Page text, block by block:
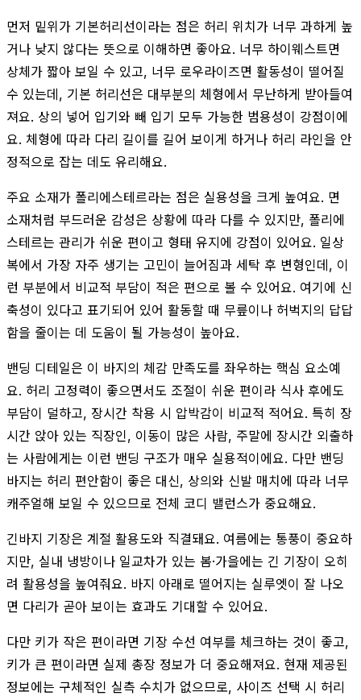
먼저 밑위가 기본허리선이라는 점은 허리 위치가 너무 과하게 높
거나 낮지 않다는 뜻으로 이해하면 좋아요. 너무 하이웨스트면
상체가 짧아 보일 수 있고, 너무 로우라이즈면 활동성이 떨어질
수 있는데, 기본 허리선은 대부분의 체형에서 무난하게 받아들여
져요. 상의 넣어 입기와 빼 입기 모두 가능한 범용성이 강점이에
요. 체형에 따라 다리 길이를 길어 보이게 하거나 허리 라인을 안
정적으로 잡는 데도 유리해요.
주요 소재가 폴리에스테르라는 점은 실용성을 크게 높여요. 면
소재처럼 부드러운 감성은 상황에 따라 다를 수 있지만, 폴리에
스테르는 관리가 쉬운 편이고 형태 유지에 강점이 있어요. 일상
복에서 가장 자주 생기는 고민이 늘어짐과 세탁 후 변형인데, 이
런 부분에서 비교적 부담이 적은 편으로 볼 수 있어요. 여기에 신
축성이 있다고 표기되어 있어 활동할 때 무릎이나 허벅지의 답답
함을 줄이는 데 도움이 될 가능성이 높아요.
밴딩 디테일은 이 바지의 체감 만족도를 좌우하는 핵심 요소예
요. 허리 고정력이 좋으면서도 조절이 쉬운 편이라 식사 후에도
부담이 덜하고, 장시간 착용 시 압박감이 비교적 적어요. 특히 장
시간 앉아 있는 직장인, 이동이 많은 사람, 주말에 장시간 외출하
는 사람에게는 이런 밴딩 구조가 매우 실용적이에요. 다만 밴딩
바지는 허리 편안함이 좋은 대신, 상의와 신발 매치에 따라 너무
캐주얼해 보일 수 있으므로 전체 코디 밸런스가 중요해요.
긴바지 기장은 계절 활용도와 직결돼요. 여름에는 통풍이 중요하
지만, 실내 냉방이나 일교차가 있는 봄·가을에는 긴 기장이 오히
려 활용성을 높여줘요. 바지 아래로 떨어지는 실루엣이 잘 나오
면 다리가 곧아 보이는 효과도 기대할 수 있어요.
다만 키가 작은 편이라면 기장 수선 여부를 체크하는 것이 좋고,
키가 큰 편이라면 실제 총장 정보가 더 중요해져요. 현재 제공된
정보에는 구체적인 실측 수치가 없으므로, 사이즈 선택 시 허리